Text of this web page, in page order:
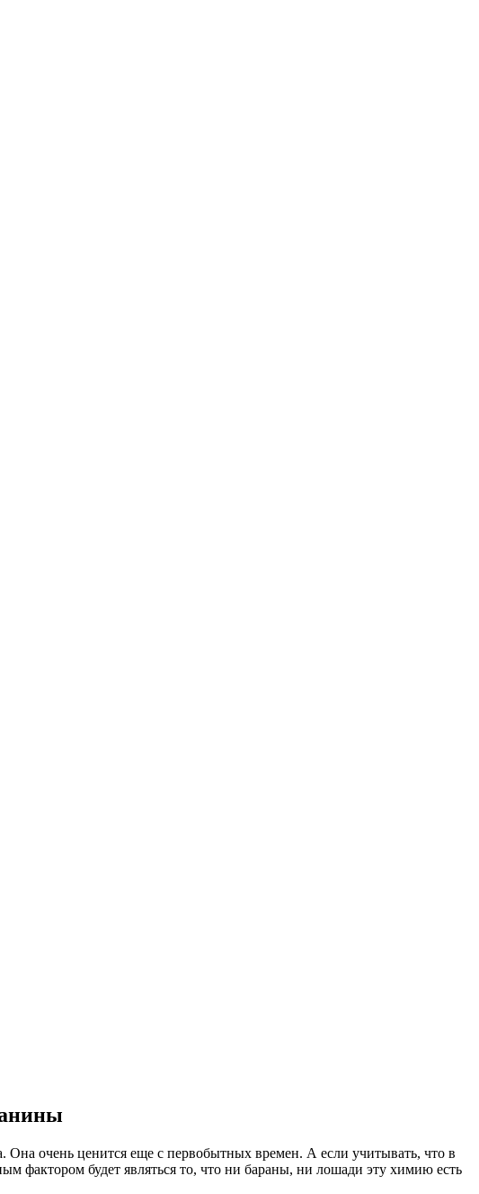
очень ценится еще с первобытных времен. А если учитывать, что в
фактором будет являться то, что ни бараны, ни лошади эту химию есть